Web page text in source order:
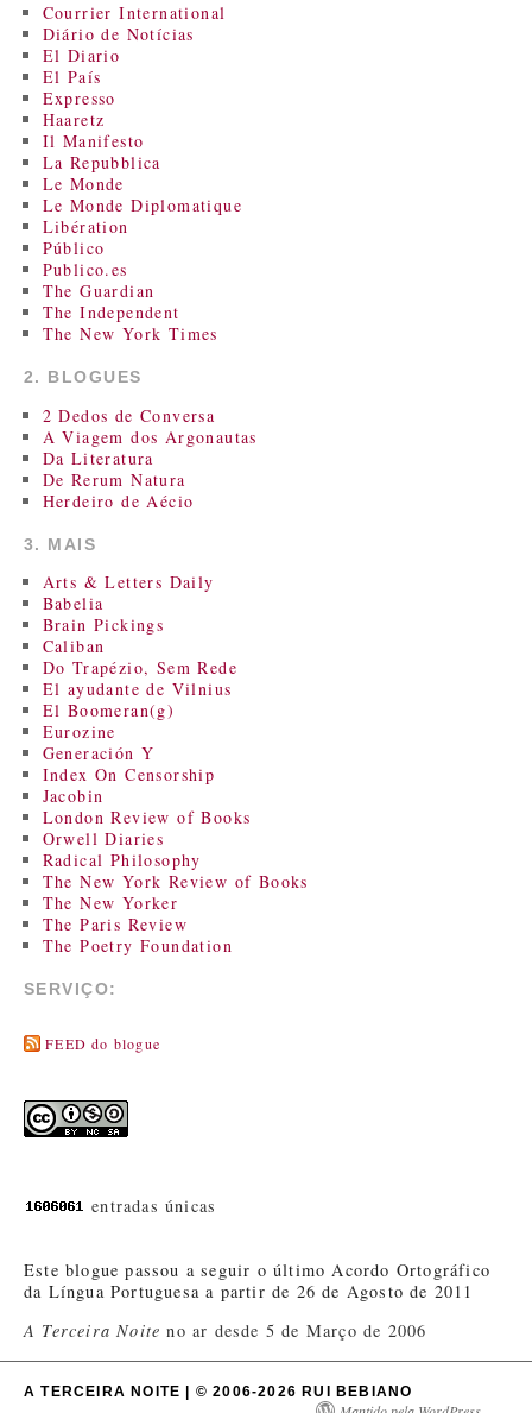
Courrier International
Diário de Notícias
El Diario
El País
Expresso
Haaretz
Il Manifesto
La Repubblica
Le Monde
Le Monde Diplomatique
Libération
Público
Publico.es
The Guardian
The Independent
The New York Times
2. BLOGUES
2 Dedos de Conversa
A Viagem dos Argonautas
Da Literatura
De Rerum Natura
Herdeiro de Aécio
3. MAIS
Arts & Letters Daily
Babelia
Brain Pickings
Caliban
Do Trapézio, Sem Rede
El ayudante de Vilnius
El Boomeran(g)
Eurozine
Generación Y
Index On Censorship
Jacobin
London Review of Books
Orwell Diaries
Radical Philosophy
The New York Review of Books
The New Yorker
The Paris Review
The Poetry Foundation
SERVIÇO:
FEED do blogue
entradas únicas
Este blogue passou a seguir o último Acordo Ortográfico
da Língua Portuguesa a partir de 26 de Agosto de 2011
A Terceira Noite no ar desde 5 de Março de 2006
A TERCEIRA NOITE | © 2006-2026 RUI BEBIANO